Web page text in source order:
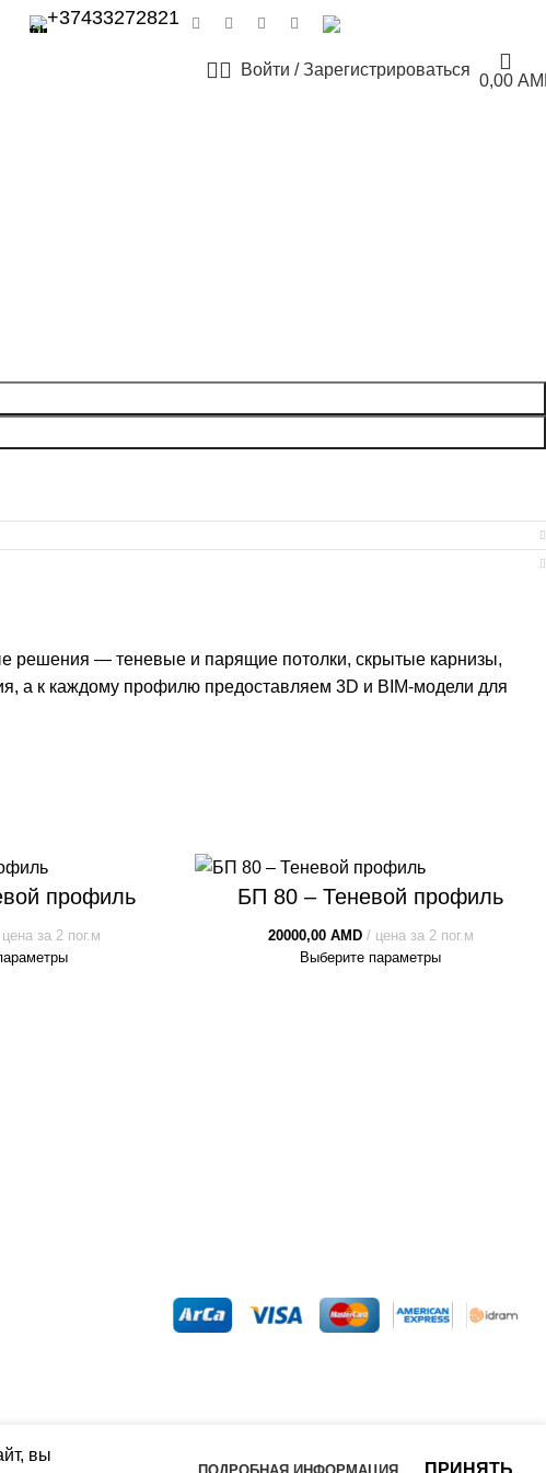
+37433272821
Войти / Зарегистрироваться
0,00
решения — теневые и парящие потолки, скрытые карнизы,
а к каждому профилю предоставляем 3D и BIM-модели для
профиль
цена за 2 пог.м
БП 80 – Теневой профиль
20000,00 AMD
цена за 2 пог.м
Выберите параметры
вы
ПРИНЯТЬ